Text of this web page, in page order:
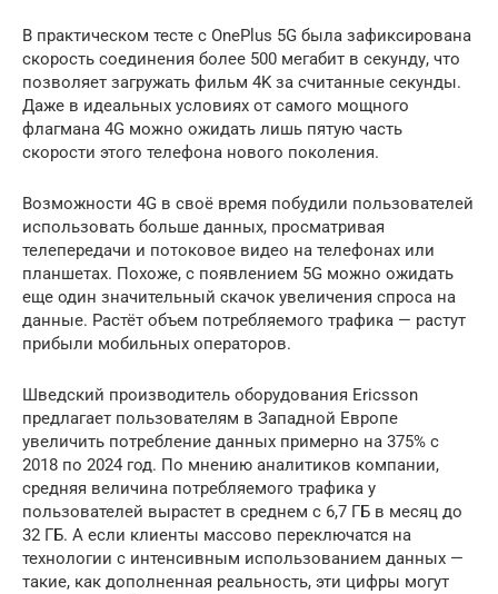
В практическом тесте с OnePlus 5G была зафиксирована
скорость соединения более 500 мегабит в секунду, что
позволяет загружать фильм 4K за считанные секунды.
Даже в идеальных условиях от самого мощного
флагмана 4G можно ожидать лишь пятую часть
скорости этого телефона нового поколения.
Возможности 4G в своё время побудили пользователей
использовать больше данных, просматривая
телепередачи и потоковое видео на телефонах или
планшетах. Похоже, с появлением 5G можно ожидать
еще один значительный скачок увеличения спроса на
данные. Растёт объем потребляемого трафика — растут
прибыли мобильных операторов.
Шведский производитель оборудования Ericsson
предлагает пользователям в Западной Европе
увеличить потребление данных примерно на 375% с
2018 по 2024 год. По мнению аналитиков компании,
средняя величина потребляемого трафика у
пользователей вырастет в среднем с 6,7 ГБ в месяц до
32 ГБ. А если клиенты массово переключатся на
технологии с интенсивным использованием данных —
такие, как дополненная реальность, эти цифры могут